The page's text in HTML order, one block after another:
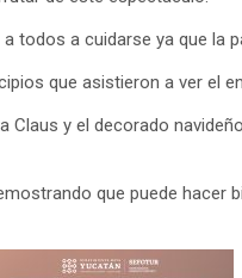
todos a cuidarse ya que la
que asistieron a ver el
Claus y el decorado
que puede hacer